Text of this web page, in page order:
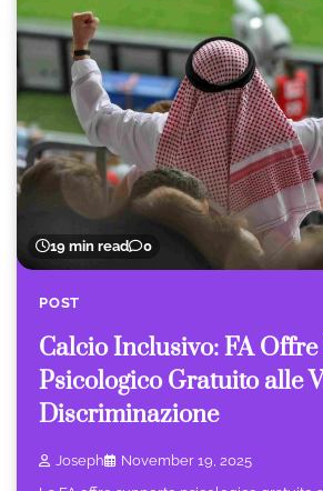
19 min read 0
POST
Calcio Inclusivo: FA
Psicologico Gratuito alle
Discriminazione
Joseph
November 19, 2025